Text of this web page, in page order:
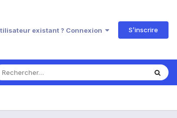
existant ? Connexion S’inscrire